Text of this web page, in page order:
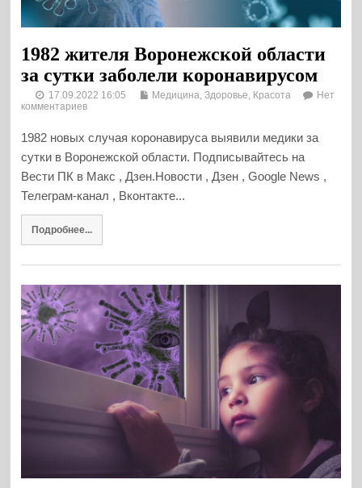
1982 жителя Воронежской области
за сутки заболели коронавирусом
17.09.2022 16:05 Медицина, Здоровье, Красота
Нет
комментариев
1982 новых случая коронавируса выявили медики за
сутки в Воронежской области. Подписывайтесь на
Вести ПК в Макс , Дзен.Новости , Дзен , Google News ,
Телеграм-канал , Вконтакте...
Подробнее...